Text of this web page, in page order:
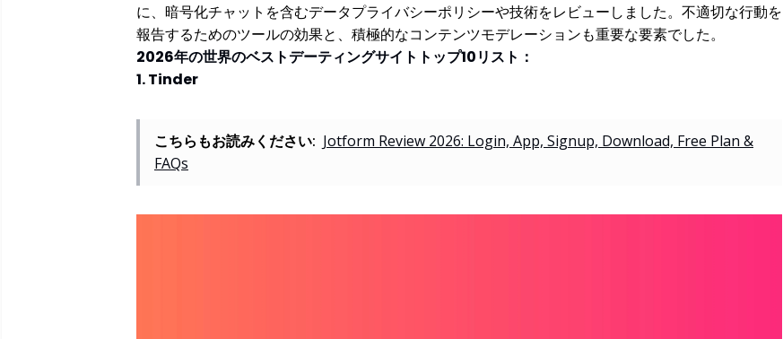
に、暗号化チャットを含むデータプライバシーポリシーや技術をレビューしました。不適切な行動を
報告するためのツールの効果と、積極的なコンテンツモデレーションも重要な要素でした。
2026年の世界のベストデーティングサイトトップ10リスト：
1. Tinder
こちらもお読みください: Jotform Review 2026: Login, App, Signup, Download, Free Plan &
FAQs